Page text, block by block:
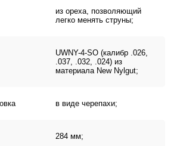
из ореха, позволяющий
легко менять струны;
UWNY-4-SO (калибр .026,
.037, .032, .024) из
материала New Nylgut;
в виде черепахи;
284 мм;